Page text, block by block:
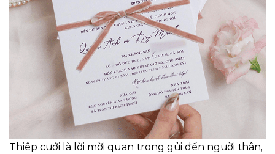
Thiệp cưới là lời mời quan trọng gửi đến người thân,